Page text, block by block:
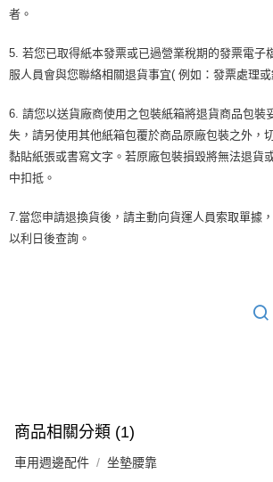
者。
5. 若您已取得紙本發票或已過營業稅期的發票電子
服人員會與您聯絡相關退貨事宜( 例如：發票處理
6. 請您以送貨廠商使用之包裝紙箱將退貨商品包裝
失，請另使用其他紙箱包覆於商品原廠包裝之外，
黏貼紙張或書寫文字。若原廠包裝損毀將無法退貨
中扣抵。
7.當您申請退換貨後，請主動向貨運人員索取單據
以利日後查詢。
商品相關分類 (1)
車用週邊配件 坐墊腰靠